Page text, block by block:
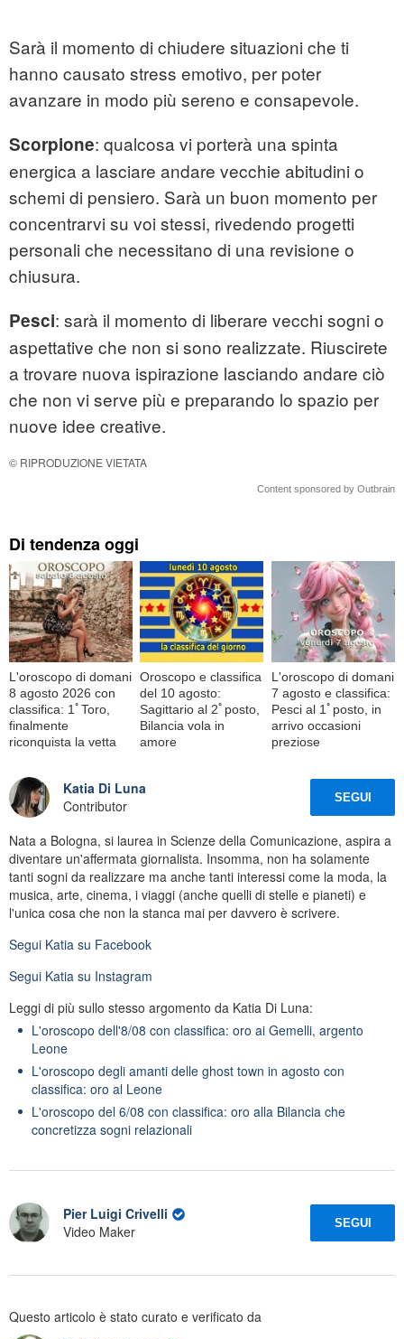
Sarà il momento di chiudere situazioni che ti
hanno causato stress emotivo, per poter
avanzare in modo più sereno e consapevole.
Scorpione: qualcosa vi porterà una spinta
energica a lasciare andare vecchie abitudini o
schemi di pensiero. Sarà un buon momento per
concentrarvi su voi stessi, rivedendo progetti
personali che necessitano di una revisione o
chiusura.
Pesci: sarà il momento di liberare vecchi sogni o
aspettative che non si sono realizzate. Riuscirete
a trovare nuova ispirazione lasciando andare ciò
che non vi serve più e preparando lo spazio per
nuove idee creative.
© RIPRODUZIONE VIETATA
Content sponsored by Outbrain
Di tendenza oggi
L'oroscopo di domani
8 agosto 2026 con
classifica: 1ﾟToro,
finalmente
riconquista la vetta
Oroscopo e classifica
del 10 agosto:
Sagittario al 2ﾟposto,
Bilancia vola in
amore
L'oroscopo di domani
7 agosto e classifica:
Pesci al 1ﾟposto, in
arrivo occasioni
preziose
Katia Di Luna
Contributor
SEGUI
Nata a Bologna, si laurea in Scienze della Comunicazione, aspira a
diventare un'affermata giornalista. Insomma, non ha solamente
tanti sogni da realizzare ma anche tanti interessi come la moda, la
musica, arte, cinema, i viaggi (anche quelli di stelle e pianeti) e
l'unica cosa che non la stanca mai per davvero è scrivere.
Segui Katia su Facebook
Segui Katia su Instagram
Leggi di più sullo stesso argomento da Katia Di Luna:
L'oroscopo dell'8/08 con classifica: oro ai Gemelli, argento
Leone
L'oroscopo degli amanti delle ghost town in agosto con
classifica: oro al Leone
L'oroscopo del 6/08 con classifica: oro alla Bilancia che
concretizza sogni relazionali
Pier Luigi Crivelli
Video Maker
SEGUI
Questo articolo è stato curato e verificato da